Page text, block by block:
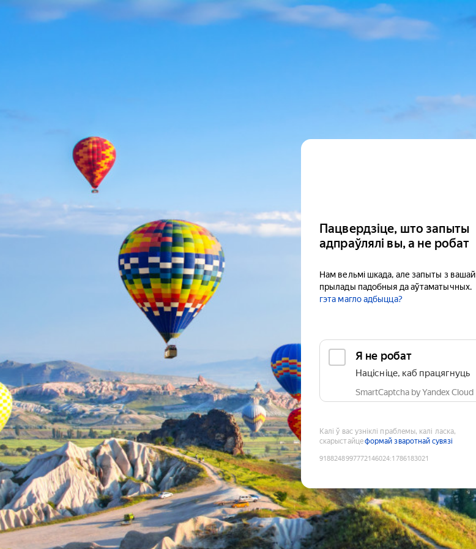
Пацвердзіце, што запыты
адпраўлялі вы, а не робат
Нам вельмі шкада, але запыты з вашай
прылады падобныя да аўтаматычных.
гэта магло адбыцца?
Я не робат
Націсніце, каб працягнуць
SmartCaptcha by Yandex Cloud
Калі ў вас узніклі праблемы, калі ласка,
скарыстайцеформай зваротнай сувязі
9188248997772146024:1786183021